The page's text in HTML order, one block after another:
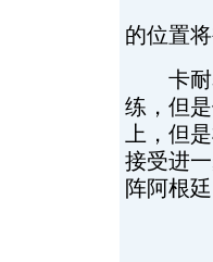
的位置
卡耐表
练，但
上，但
接受进
阵阿根